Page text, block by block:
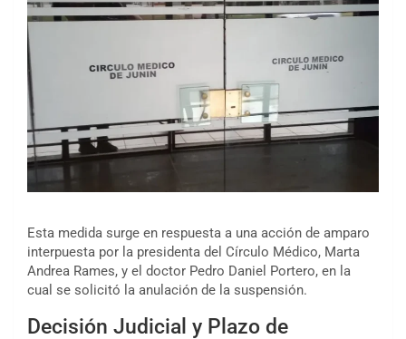
Esta medida surge en respuesta a una acción de amparo
interpuesta por la presidenta del Círculo Médico, Marta
Andrea Rames, y el doctor Pedro Daniel Portero, en la
cual se solicitó la anulación de la suspensión.
Decisión Judicial y Plazo de